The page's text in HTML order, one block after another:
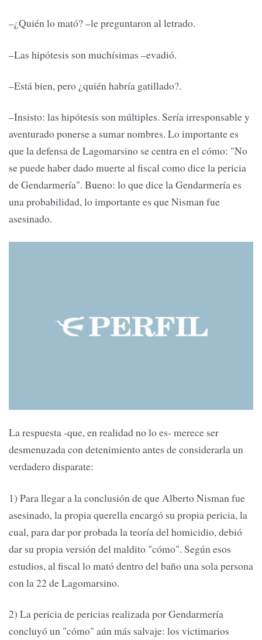
–¿Quién lo mató? –le preguntaron al letrado.
–Las hipótesis son muchísimas –evadió.
–Está bien, pero ¿quién habría gatillado?.
–Insisto: las hipótesis son múltiples. Sería irresponsable y
aventurado ponerse a sumar nombres. Lo importante es
que la defensa de Lagomarsino se centra en el cómo: "No
se puede haber dado muerte al fiscal como dice la pericia
de Gendarmería". Bueno: lo que dice la Gendarmería es
una probabilidad, lo importante es que Nisman fue
asesinado.
La respuesta -que, en realidad no lo es- merece ser
desmenuzada con detenimiento antes de considerarla un
verdadero disparate:
1) Para llegar a la conclusión de que Alberto Nisman fue
asesinado, la propia querella encargó su propia pericia, la
cual, para dar por probada la teoría del homicidio, debió
dar su propia versión del maldito "cómo". Según esos
estudios, al fiscal lo mató dentro del baño una sola persona
con la 22 de Lagomarsino.
2) La pericia de pericias realizada por Gendarmería
concluyó un "cómo" aún más salvaje: los victimarios